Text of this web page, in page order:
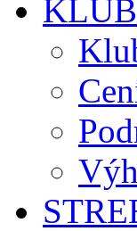
KLUB